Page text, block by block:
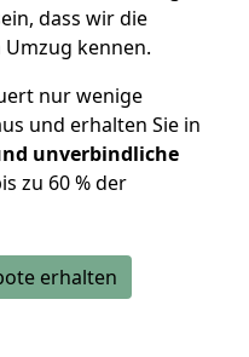
dass wir die
kennen.
nur wenige
und erhalten Sie in
unverbindliche
zu 60 % der
erhalten